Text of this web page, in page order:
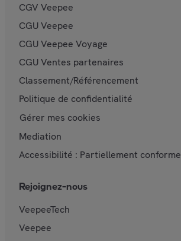
CGV Veepee
CGU Veepee
CGU Veepee Voyage
CGU Ventes partenaires
Classement/Référencement
Politique de confidentialité
Gérer mes cookies
Mediation
Accessibilité : Partiellement conforme
Rejoignez-nous
VeepeeTech
Veepee